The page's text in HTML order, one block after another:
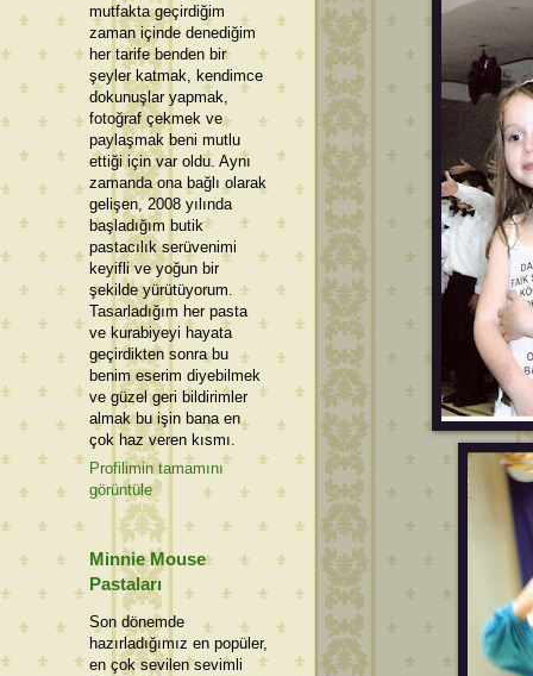
mutfakta geçirdiğim
zaman içinde denediğim
her tarife benden bir
şeyler katmak, kendimce
dokunuşlar yapmak,
fotoğraf çekmek ve
paylaşmak beni mutlu
ettiği için var oldu. Aynı
zamanda ona bağlı olarak
gelişen, 2008 yılında
başladığım butik
pastacılık serüvenimi
keyifli ve yoğun bir
şekilde yürütüyorum.
Tasarladığım her pasta
ve kurabiyeyi hayata
geçirdikten sonra bu
benim eserim diyebilmek
ve güzel geri bildirimler
almak bu işin bana en
çok haz veren kısmı.
Profilimin tamamını
görüntüle
Minnie Mouse
Pastaları
Son dönemde
hazırladığımız en popüler,
en çok sevilen sevimli